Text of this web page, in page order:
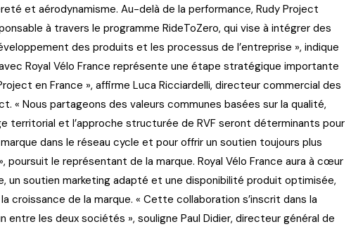
et aérodynamisme. Au-delà de la performance, Rudy Project
à travers le programme RideToZero, qui vise à intégrer des
des produits et les processus de l’entreprise », indique
Royal Vélo France représente une étape stratégique importante
en France », affirme Luca Ricciardelli, directeur commercial des
« Nous partageons des valeurs communes basées sur la qualité,
territorial et l’approche structurée de RVF seront déterminants pour
dans le réseau cycle et pour offrir un soutien toujours plus
poursuit le représentant de la marque. Royal Vélo France aura à cœur
un soutien marketing adapté et une disponibilité produit optimisée,
croissance de la marque. « Cette collaboration s’inscrit dans la
entre les deux sociétés », souligne Paul Didier, directeur général de